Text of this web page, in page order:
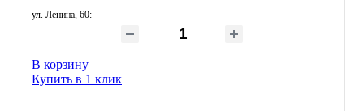
ул. Ленина, 60:
В корзину
Купить в 1 клик